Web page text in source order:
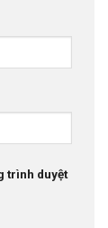
trình duyệt